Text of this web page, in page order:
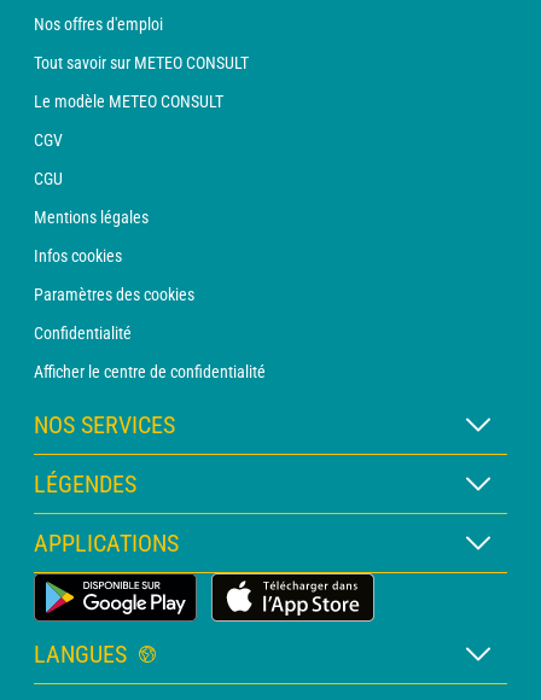
Nos offres d'emploi
Tout savoir sur METEO CONSULT
Le modèle METEO CONSULT
CGV
CGU
Mentions légales
Infos cookies
Paramètres des cookies
Confidentialité
Afficher le centre de confidentialité
NOS SERVICES
Abonnement METEO Xpert
Abonnement METEO PRO
Consultation avec un prévisionniste
Bulletin PRO
LÉGENDES
Légende des cartes
Légende des pictogrammes
Glossaire
APPLICATIONS
Application Météo Terrestre
LANGUES